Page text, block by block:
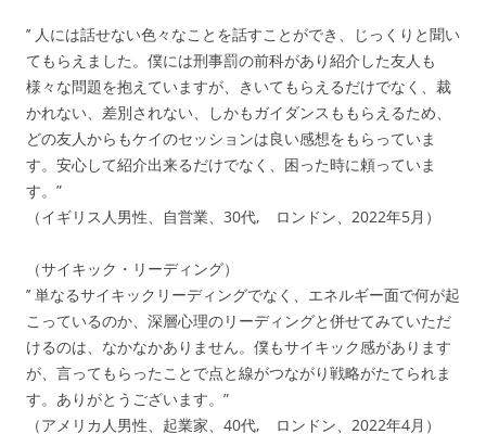
’’ 人には話せない色々なことを話すことができ、じっくりと聞い
てもらえました。僕には刑事罰の前科があり紹介した友人も
様々な問題を抱えていますが、きいてもらえるだけでなく、裁
かれない、差別されない、しかもガイダンスももらえるため、
どの友人からもケイのセッションは良い感想をもらっていま
す。安心して紹介出来るだけでなく、困った時に頼っていま
す。”
（イギリス人男性、自営業、30代, ロンドン、2022年5月）
（サイキック・リーディング）
’’ 単なるサイキックリーディングでなく、エネルギー面で何が起
こっているのか、深層心理のリーディングと併せてみていただ
けるのは、なかなかありません。僕もサイキック感があります
が、言ってもらったことで点と線がつながり戦略がたてられま
す。ありがとうございます。”
（アメリカ人男性、起業家、40代, ロンドン、2022年4月）